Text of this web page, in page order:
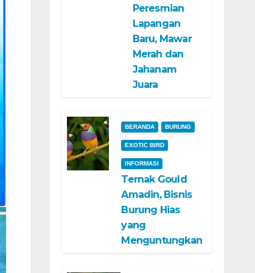
Peresmian
Lapangan
Baru, Mawar
Merah dan
Jahanam
Juara
BERANDA BURUNG
EXOTIC BIRD
INFORMASI
Ternak Gould
Amadin, Bisnis
Burung Hias
yang
Menguntungkan